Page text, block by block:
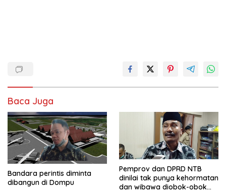
Baca Juga
Bandara perintis diminta
dibangun di Dompu
Pemprov dan DPRD NTB
dinilai tak punya kehormatan
dan wibawa diobok-obok